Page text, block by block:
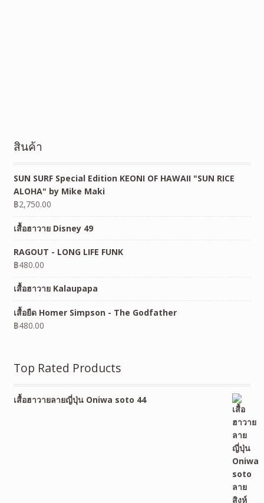
สินค้า
SUN SURF Special Edition KEONI OF HAWAII "SUN RICE
ALOHA" by Mike Maki
฿2,750.00
เสื้อฮาวาย Disney 49
RAGOUT - LONG LIFE FUNK
฿480.00
เสื้อฮาวาย Kalaupapa
เสื้อยืด Homer Simpson - The Godfather
฿480.00
Top Rated Products
เสื้อฮาวายลายญี่ปุ่น Oniwa soto 44